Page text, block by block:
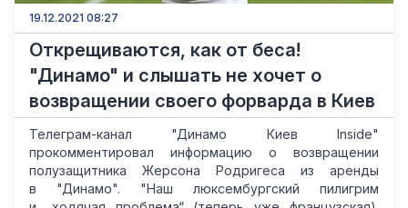
19.12.2021 08:27
Открещиваются, как от беса!
"Динамо" и слышать не хочет о
возвращении своего форварда в Киев
Телеграм-канал "Динамо Киев Inside"
прокомментировал информацию о возвращении
полузащитника Жерсона Родригеса из аренды
в "Динамо". "Наш люксембургский пилигрим